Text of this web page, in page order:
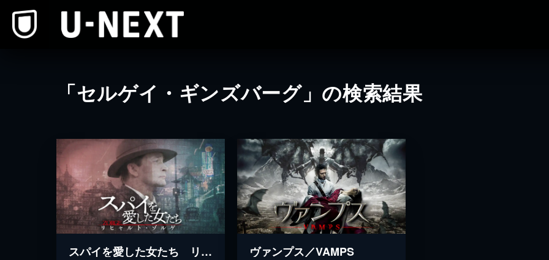
「セルゲイ・ギンズバーグ」の検索結果
スパイを愛した女たち リヒャルト・ゾルゲ ヴァンプス／VAMPS